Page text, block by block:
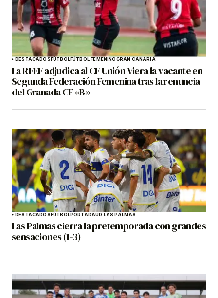
DESTACADOSFÚTBOLFÚTBOL FEMENINOGRAN CANARIA
La RFEF adjudica al CF Unión Viera la vacante en
Segunda Federación Femenina tras la renuncia
del Granada CF «B»
DESTACADOSFÚTBOLPORTADAUD LAS PALMAS
Las Palmas cierra la pretemporada con grandes
sensaciones (1-3)